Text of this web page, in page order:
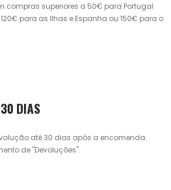
compras superiores a 50€ para Portugal
para as Ilhas e Espanha ou 150€ para o
DIAS
até 30 dias após a encomenda.
de "Devoluções".